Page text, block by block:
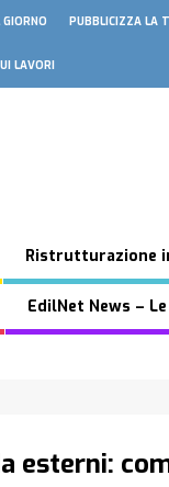
PUBBLICIZZA LA
LAVORI
Ristrutturazione
EdilNet News –
esterni: